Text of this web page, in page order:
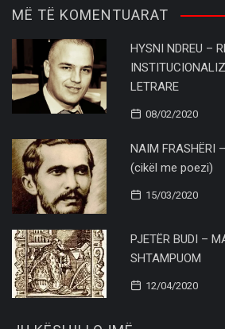
MË TË KOMENTUARAT
HYSNI NDREU –
LETRARE
08/02/2020
NAIM FRASHËRI
(cikël me poezi)
15/03/2020
PJETËR BUDI –
SHTAMPUOM
12/04/2020